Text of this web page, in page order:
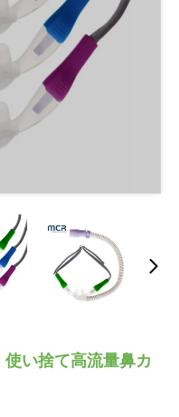
い捨て高流量鼻カ